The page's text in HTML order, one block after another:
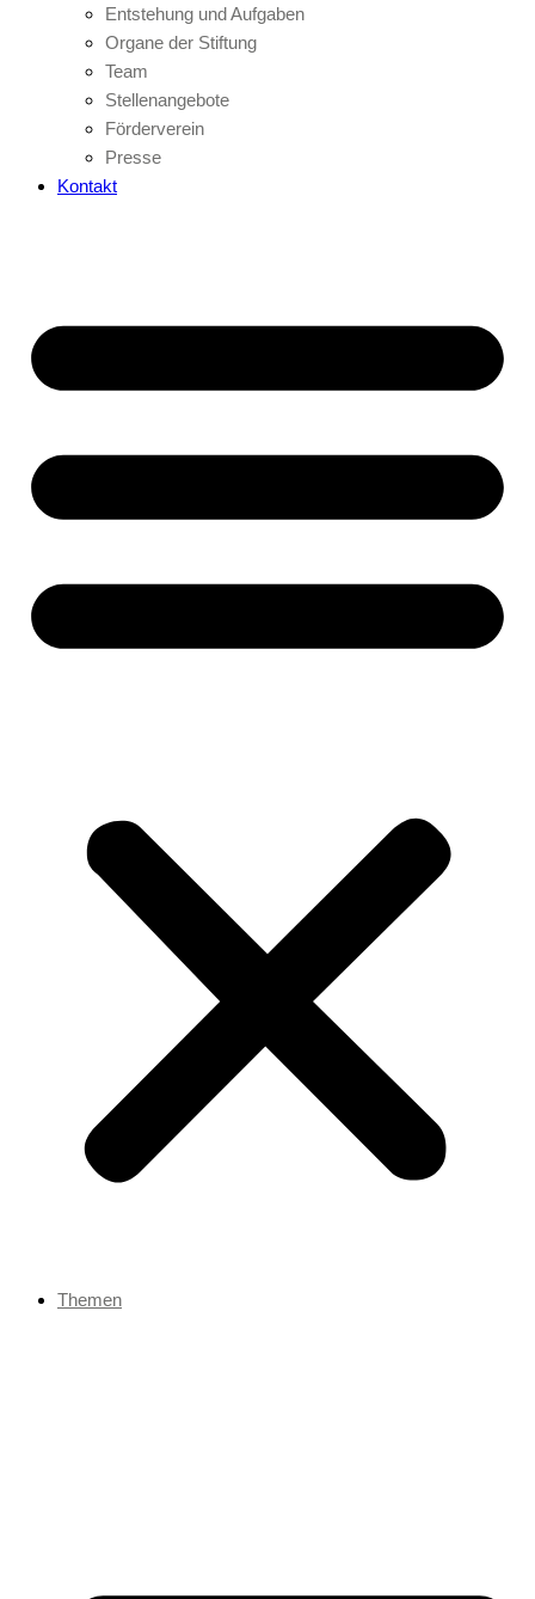
Entstehung und Aufgaben
Organe der Stiftung
Team
Stellenangebote
Förderverein
Presse
Kontakt
Themen